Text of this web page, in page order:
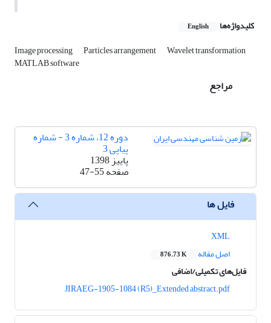
کلیدواژه‌ها English
Image processing Particles arrangement Wavelet transformation
MATLAB software
مراجع
دوره 12، شماره 3 - شماره
پیاپی 3
پاییز 1398
صفحه47-55
فایل ها
اصل مقاله
876.73 K
فایل‌های تکمیلی/اضافی
JIRAEG-1905-1084 (R5)_Extended abstract.pdf